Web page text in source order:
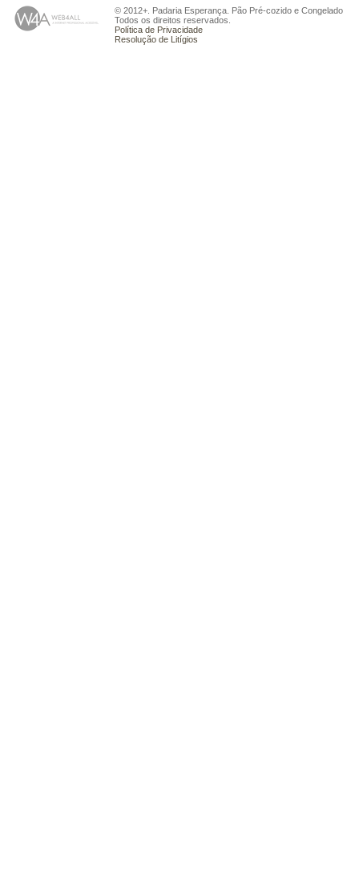
© 2012+. Padaria Esperança. Pão Pré-cozido e Congelado
Todos os direitos reservados.
Política de Privacidade
Resolução de Litígios